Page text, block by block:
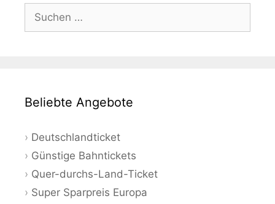
Suchen
nach:
Beliebte Angebote
Deutschlandticket
Günstige Bahntickets
Quer-durchs-Land-Ticket
Super Sparpreis Europa